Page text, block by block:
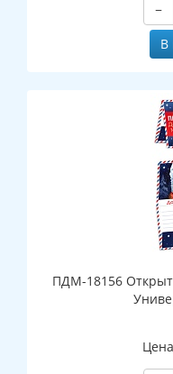
−
В
ПДМ-18156